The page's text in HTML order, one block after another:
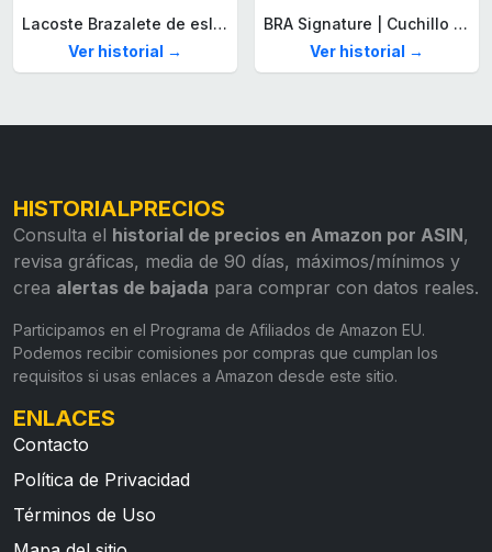
Lacoste Brazalete de eslabón para Hombre Colección STENCIL de Acero inoxidable
Ver historial →
BRA Signature | Cuchillo tomatero 120 mm, Acero Inoxidable alemán forjado con Molibdeno Vanadio, Mango Remachado ABS, Diseño Ergonómico, Hoja 1,6 mm espesor
Ver historial →
HISTORIALPRECIOS
Consulta el historial de precios en Amazon por ASIN,
revisa gráficas, media de 90 días, máximos/mínimos y
crea alertas de bajada para comprar con datos reales.
Participamos en el Programa de Afiliados de Amazon EU.
Podemos recibir comisiones por compras que cumplan los
requisitos si usas enlaces a Amazon desde este sitio.
ENLACES
Contacto
Política de Privacidad
Términos de Uso